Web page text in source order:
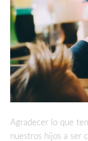
Agradecer lo que
nuestros hijos a ser